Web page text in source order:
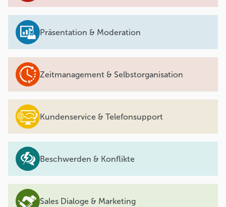
Präsentation & Moderation
Zeitmanagement & Selbstorganisation
Kundenservice & Telefonsupport
Beschwerden & Konflikte
Sales Dialoge & Marketing